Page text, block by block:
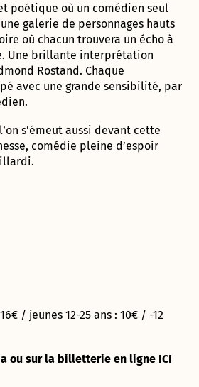
poétique où un comédien seul
galerie de personnages hauts
où chacun trouvera un écho à
Une brillante interprétation
Rostand. Chaque
avec une grande sensibilité, par
s’émeut aussi devant cette
comédie pleine d’espoir
/ jeunes 12-25 ans : 10€ / -12
ou sur la billetterie en ligne ICI